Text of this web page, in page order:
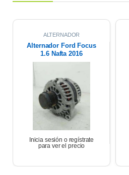
ALTERNADOR
Alternador Ford Focus
1.6 Nafta 2016
Inicia sesión o regístrate
para ver el precio